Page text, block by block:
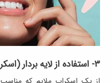
۳- استفاده از لایه بردار (اسکراب)